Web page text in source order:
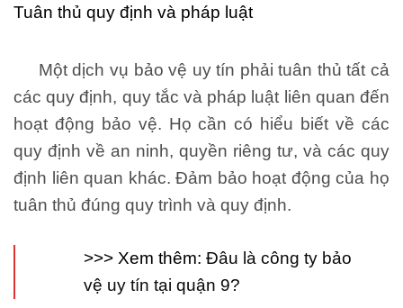
Tuân thủ quy định và pháp luật
Một dịch vụ bảo vệ uy tín phải tuân thủ tất cả
các quy định, quy tắc và pháp luật liên quan đến
hoạt động bảo vệ. Họ cần có hiểu biết về các
quy định về an ninh, quyền riêng tư, và các quy
định liên quan khác. Đảm bảo hoạt động của họ
tuân thủ đúng quy trình và quy định.
>>> Xem thêm: Đâu là công ty bảo
vệ uy tín tại quận 9?